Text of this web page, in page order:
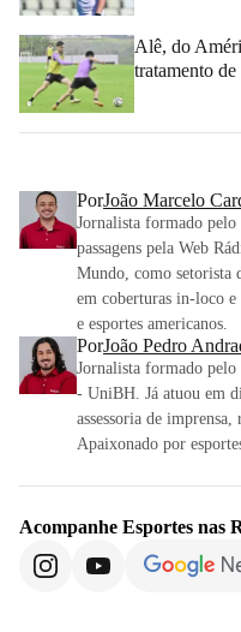
Alê, do
tratamento
PorJoão Marcelo
Jornalista formado
passagens pela Web
Mundo, como setorista
em coberturas in-loco
e esportes americanos.
PorJoão Pedro
Jornalista formado
- UniBH. Já atuou em
assessoria de
Apaixonado por
Acompanhe Esportes nas